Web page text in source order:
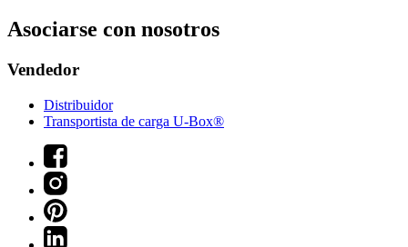
Asociarse con nosotros
Vendedor
Distribuidor
Transportista de carga U-Box®